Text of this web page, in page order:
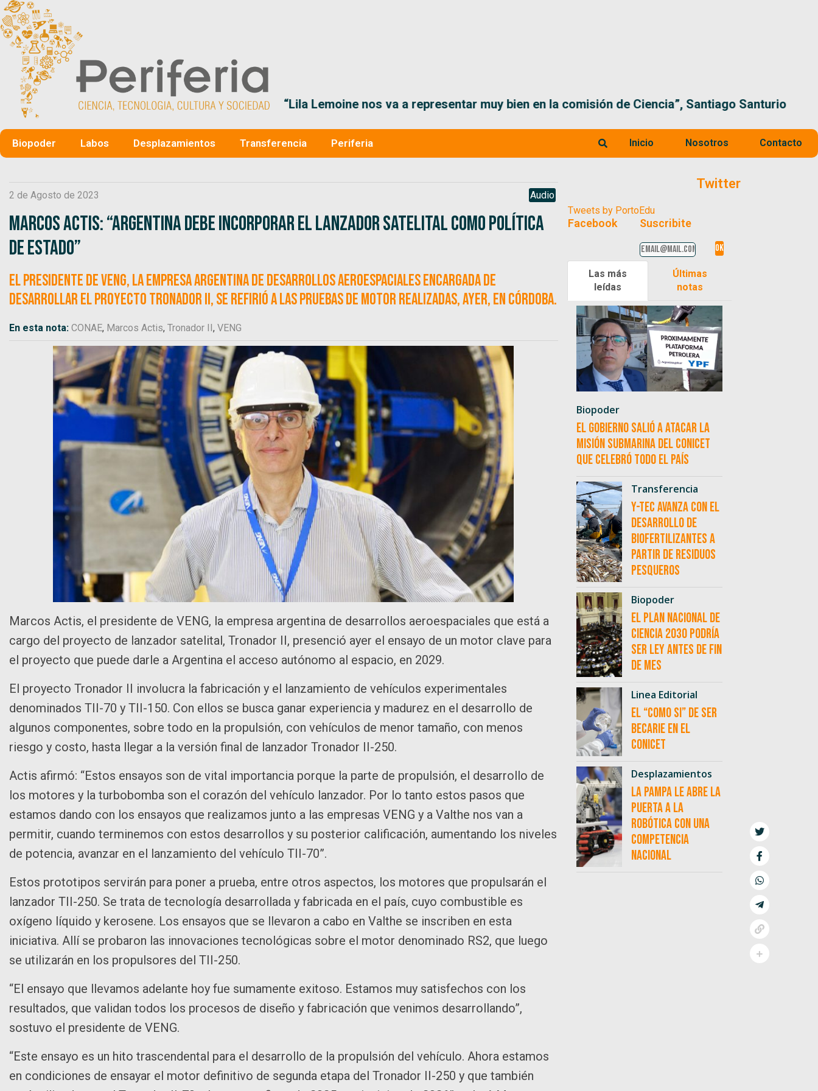
“Lila Lemoine nos va a representar muy bien en la comisión de Ciencia”, Santiago Santurio
Biopoder Labos Desplazamientos Transferencia Periferia Inicio Nosotros Contacto
2 de Agosto de 2023 Audio
Marcos Actis: “Argentina debe incorporar el lanzador satelital como política
de Estado”
El presidente de VENG, la empresa argentina de desarrollos aeroespaciales encargada de
desarrollar el proyecto Tronador II, se refirió a las pruebas de motor realizadas, ayer, en Córdoba.
En esta nota: CONAE, Marcos Actis, Tronador II, VENG
Marcos Actis, el presidente de VENG, la empresa argentina de desarrollos aeroespaciales que está a
cargo del proyecto de lanzador satelital, Tronador II, presenció ayer el ensayo de un motor clave para
el proyecto que puede darle a Argentina el acceso autónomo al espacio, en 2029.
El proyecto Tronador II involucra la fabricación y el lanzamiento de vehículos experimentales
denominados TII-70 y TII-150. Con ellos se busca ganar experiencia y madurez en el desarrollo de
algunos componentes, sobre todo en la propulsión, con vehículos de menor tamaño, con menos
riesgo y costo, hasta llegar a la versión final de lanzador Tronador II-250.
Actis afirmó: “Estos ensayos son de vital importancia porque la parte de propulsión, el desarrollo de
los motores y la turbobomba son el corazón del vehículo lanzador. Por lo tanto estos pasos que
estamos dando con los ensayos que realizamos junto a las empresas VENG y a Valthe nos van a
permitir, cuando terminemos con estos desarrollos y su posterior calificación, aumentando los niveles
de potencia, avanzar en el lanzamiento del vehículo TII-70”.
Estos prototipos servirán para poner a prueba, entre otros aspectos, los motores que propulsarán el
lanzador TII-250. Se trata de tecnología desarrollada y fabricada en el país, cuyo combustible es
oxígeno líquido y kerosene. Los ensayos que se llevaron a cabo en Valthe se inscriben en esta
iniciativa. Allí se probaron las innovaciones tecnológicas sobre el motor denominado RS2, que luego
se utilizarán en los propulsores del TII-250.
“El ensayo que llevamos adelante hoy fue sumamente exitoso. Estamos muy satisfechos con los
resultados, que validan todos los procesos de diseño y fabricación que venimos desarrollando”,
sostuvo el presidente de VENG.
“Este ensayo es un hito trascendental para el desarrollo de la propulsión del vehículo. Ahora estamos
en condiciones de ensayar el motor definitivo de segunda etapa del Tronador II-250 y que también
Twitter
Tweets by PortoEdu
Facebook Suscribite
Las más
leídas
Últimas
notas
Biopoder
El Gobierno salió a atacar la
misión submarina del CONICET
que celebró todo el país
Transferencia
Y-TEC avanza con el
desarrollo de
biofertilizantes a
partir de residuos
pesqueros
Biopoder
El Plan Nacional de
Ciencia 2030 podría
ser ley antes de fin
de mes
Linea Editorial
El “como si” de ser
becarie en el
CONICET
Desplazamientos
La Pampa le abre la
puerta a la
robótica con una
competencia
nacional